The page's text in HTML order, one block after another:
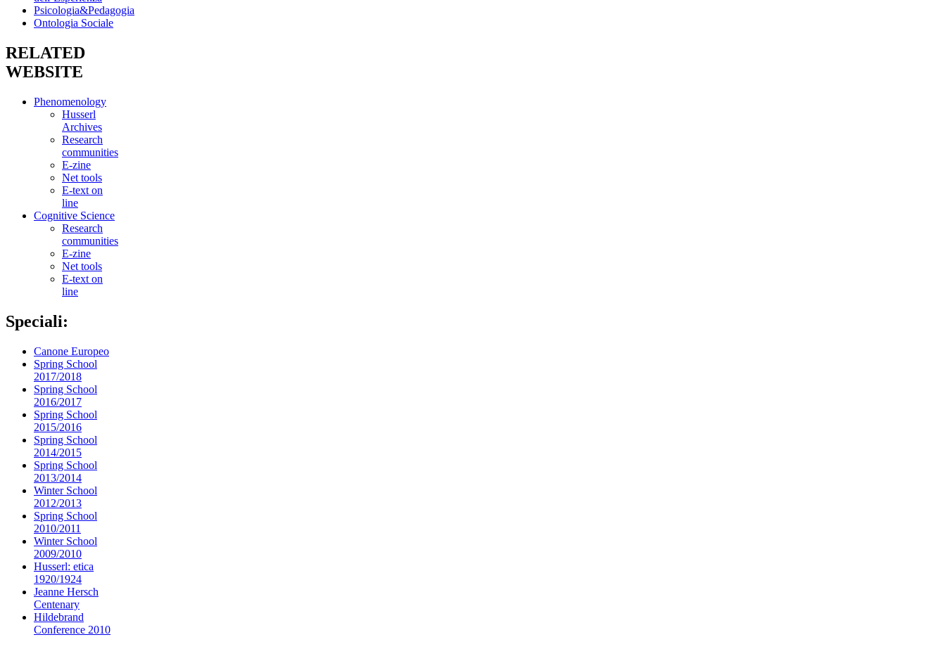
Psicologia&Pedagogia
Ontologia Sociale
RELATED
WEBSITE
Phenomenology
Husserl
Archives
Research
communities
E-zine
Net tools
E-text on
line
Cognitive Science
Research
communities
E-zine
Net tools
E-text on
line
Speciali:
Canone Europeo
Spring School
2017/2018
Spring School
2016/2017
Spring School
2015/2016
Spring School
2014/2015
Spring School
2013/2014
Winter School
2012/2013
Spring School
2010/2011
Winter School
2009/2010
Husserl: etica
1920/1924
Jeanne Hersch
Centenary
Hildebrand
Conference 2010